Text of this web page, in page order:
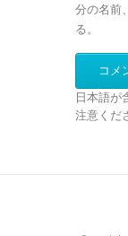
分の名前
る。
日本語が
注意くだ